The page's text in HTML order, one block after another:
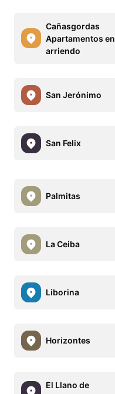
Cañasgordas
Apartamentos en
arriendo
San Jerónimo
San Felix
Palmitas
La Ceiba
Liborina
Horizontes
El Llano de